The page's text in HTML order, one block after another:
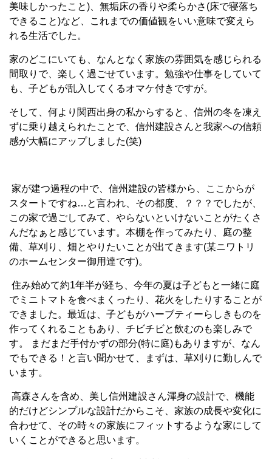
美味しかったこと) 、無垢床の香りや柔らかさ (床で寝落ち
できること)など、これまでの価値観をいい意味で変えら
れる生活でした。
家のどこにいても、なんとなく家族の雰囲気を感じられる
間取りで、楽しく過ごせています。勉強や仕事をしていて
も、子どもが乱入してくるオマケ付きですが。
そして、何より関西出身の私からすると、信州の冬を凍え
ずに乗り越えられたことで、信州建設さんと我家への信頼
感が大幅にアップしました(笑)
家が建つ過程の中で、信州建設の皆様から、ここからが
スタートですね…と言われ、その都度、？？？でしたが、
この家で過ごしてみて、やらないといけないことがたくさ
んだなぁと感じています。本棚を作ってみたり、庭の整
備、草刈り、畑とやりたいことが出てきます(某ニワトリ
のホームセンター御用達です)。
住み始めて約1年半が経ち、今年の夏は子どもと一緒に庭
でミニトマトを食べまくったり、花火をしたりすることが
できました。最近は、子どもがハーブティーらしきものを
作ってくれることもあり、チビチビと飲むのも楽しみで
す。 まだまだ手付かずの部分(特に庭)もありますが、なん
でもできる！と言い聞かせて、まずは、草刈りに勤しんで
います。
高森さんを含め、美し信州建設さん渾身の設計で、機能
的だけどシンプルな設計だからこそ、家族の成長や変化に
合わせて、その時々の家族にフィットするような家にして
いくことができると思います。